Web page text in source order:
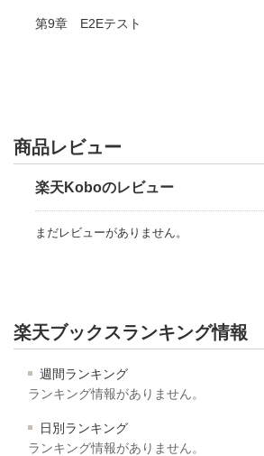
第9章 E2Eテスト
商品レビュー
楽天Koboのレビュー
まだレビューがありません。
楽天ブックスランキング情報
週間ランキング
ランキング情報がありません。
日別ランキング
ランキング情報がありません。